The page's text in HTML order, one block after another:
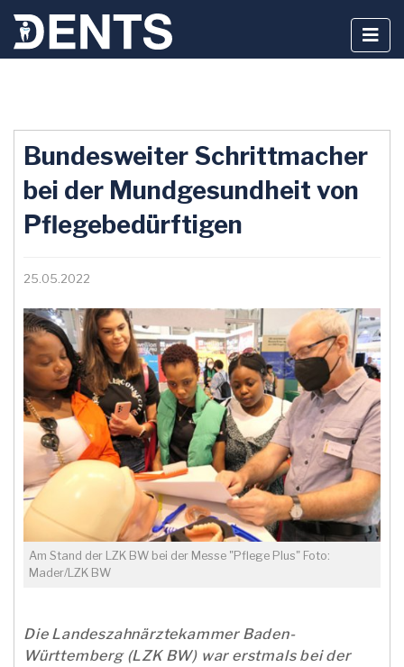
springen
Bundesweiter Schrittmacher
bei der Mundgesundheit von
Pflegebedürftigen
25.05.2022
Am Stand der LZK BW bei der Messe "Pflege Plus" Foto:
Mader/LZK BW
Die Landeszahnärztekammer Baden-
Württemberg (LZK BW) war erstmals bei der